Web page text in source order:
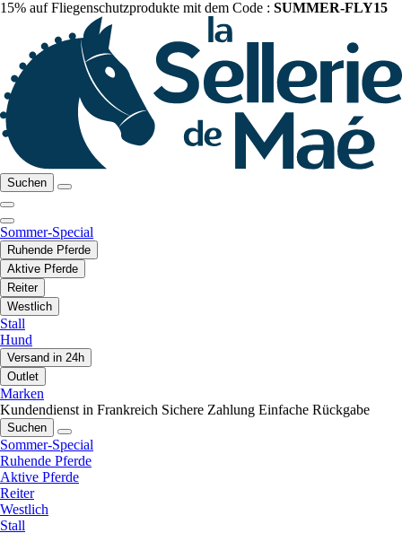
15% auf Fliegenschutzprodukte mit dem Code : SUMMER-FLY15
Suchen
Sommer-Special
Ruhende Pferde
Aktive Pferde
Reiter
Westlich
Stall
Hund
Versand in 24h
Outlet
Marken
Kundendienst in Frankreich Sichere Zahlung Einfache Rückgabe
Suchen
Sommer-Special
Ruhende Pferde
Aktive Pferde
Reiter
Westlich
Stall